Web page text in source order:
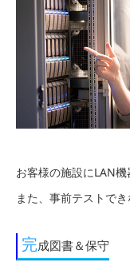
お客様の施設にLAN機
また、事前テストで
完成図書＆保守